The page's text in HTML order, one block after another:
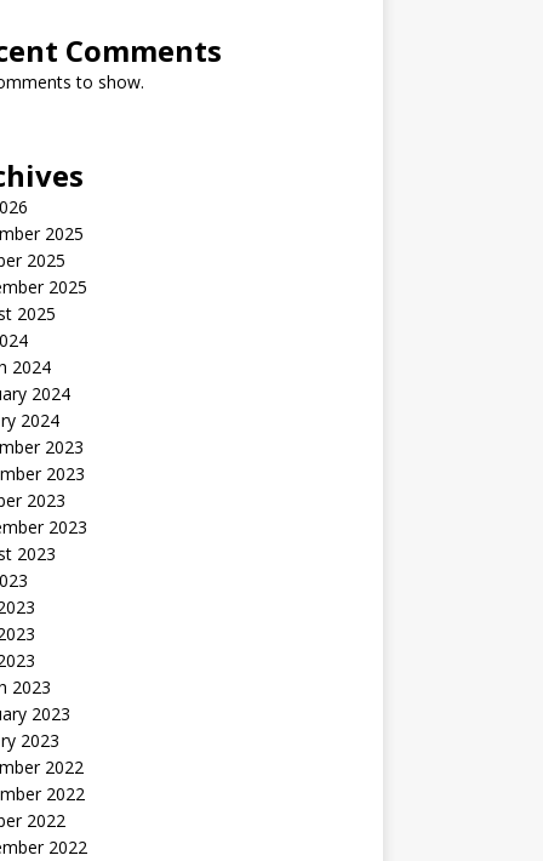
Comments
to show.
2025
2025
2025
2025
2024
2024
2024
2023
2023
2023
2023
2023
2023
2023
2023
2022
2022
2022
2022